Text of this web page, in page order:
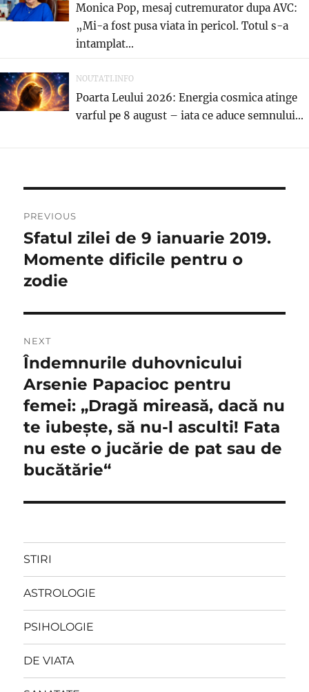
Monica Pop, mesaj cutremurator dupa AVC:
„Mi-a fost pusa viata in pericol. Totul s-a
intamplat...
NOUTATI.INFO
Poarta Leului 2026: Energia cosmica atinge
varful pe 8 august – iata ce aduce semnului...
în
articole
PREVIOUS
Previous
post:
Sfatul zilei de 9 ianuarie 2019.
Momente dificile pentru o
zodie
NEXT
Next
post:
Îndemnurile duhovnicului
Arsenie Papacioc pentru
femei: „Dragă mireasă, dacă nu
te iubeşte, să nu-l asculti! Fata
nu este o jucărie de pat sau de
bucătărie“
STIRI
ASTROLOGIE
PSIHOLOGIE
DE VIATA